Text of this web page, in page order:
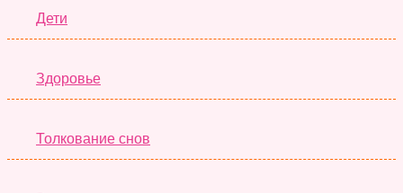
Дети
Здоровье
Толкование снов